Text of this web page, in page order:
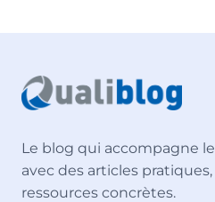
Le blog qui accompagne
avec des articles
ressources concrètes.